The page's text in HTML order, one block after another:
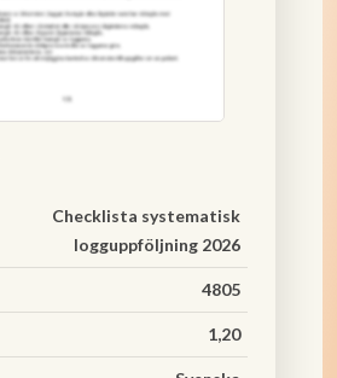
Checklista systematisk
logguppföljning 2026
4805
1,20